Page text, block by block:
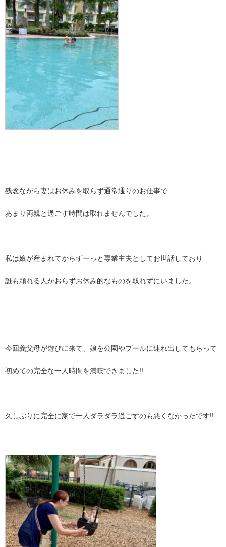
残念ながら妻はお休みを取らず通常通りのお仕事で
あまり両親と過ごす時間は取れませんでした。
私は娘が産まれてからずーっと専業主夫としてお世話しており
誰も頼れる人がおらずお休み的なものを取れずにいました。
今回義父母が遊びに来て、娘を公園やプールに連れ出してもらって
初めての完全な一人時間を満喫できました!!
久しぶりに完全に家で一人ダラダラ過ごすのも悪くなかったです!!